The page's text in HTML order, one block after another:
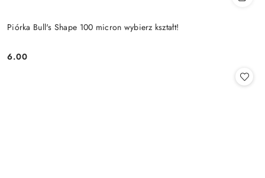
Piórka Bull's Shape 100 micron wybierz kształt!
Cena:
6.00